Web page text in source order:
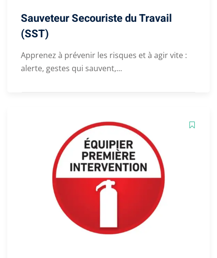
Sauveteur Secouriste du Travail
(SST)
Apprenez à prévenir les risques et à agir vite :
alerte, gestes qui sauvent,...